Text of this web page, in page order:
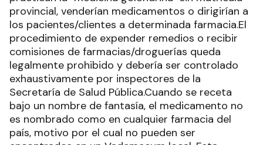
provincial, venderían medicamentos o dirigirían a
los pacientes/clientes a determinada farmacia.El
procedimiento de expender remedios o recibir
comisiones de farmacias/droguerías queda
legalmente prohibido y debería ser controlado
exhaustivamente por inspectores de la
Secretaría de Salud Pública.Cuando se receta
bajo un nombre de fantasía, el medicamento no
es nombrado como en cualquier farmacia del
país, motivo por el cual no pueden ser